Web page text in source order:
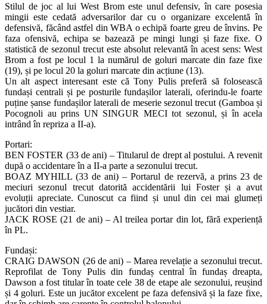
Stilul de joc al lui West Brom este unul defensiv, în care posesia
mingii este cedată adversarilor dar cu o organizare excelentă în
defensivă, făcând astfel din WBA o echipă foarte greu de învins. Pe
faza ofensivă, echipa se bazează pe mingi lungi și faze fixe. O
statistică de sezonul trecut este absolut relevantă în acest sens: West
Brom a fost pe locul 1 la numărul de goluri marcate din faze fixe
(19), și pe locul 20 la goluri marcate din acțiune (13).
Un alt aspect interesant este că Tony Pulis preferă să folosească
fundași centrali și pe posturile fundașilor laterali, oferindu-le foarte
puține șanse fundașilor laterali de meserie sezonul trecut (Gamboa și
Pocognoli au prins UN SINGUR MECI tot sezonul, și în acela
intrând în repriza a II-a).
Portari:
BEN FOSTER (33 de ani) – Titularul de drept al postului. A revenit
după o accidentare în a II-a parte a sezonului trecut.
BOAZ MYHILL (33 de ani) – Portarul de rezervă, a prins 23 de
meciuri sezonul trecut datorită accidentării lui Foster și a avut
evoluții apreciate. Cunoscut ca fiind și unul din cei mai glumeți
jucători din vestiar.
JACK ROSE (21 de ani) – Al treilea portar din lot, fără experiență
în PL.
Fundași:
CRAIG DAWSON (26 de ani) – Marea revelație a sezonului trecut.
Reprofilat de Tony Pulis din fundaș central în fundaș dreapta,
Dawson a fost titular în toate cele 38 de etape ale sezonului, reușind
și 4 goluri. Este un jucător excelent pe faza defensivă și la faze fixe,